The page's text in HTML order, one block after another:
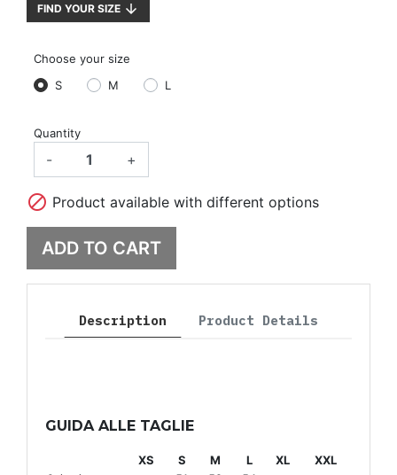
FIND YOUR SIZE arrow_downward
Choose your size
S
M L
Quantity
- +
 Product available with different options
ADD TO CART
Description Product Details
GUIDA ALLE TAGLIE
XS S M L XL
XXL